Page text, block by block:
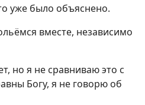
уже было объяснено.
вместе, независимо
но я не сравниваю это с
Богу, я не говорю об